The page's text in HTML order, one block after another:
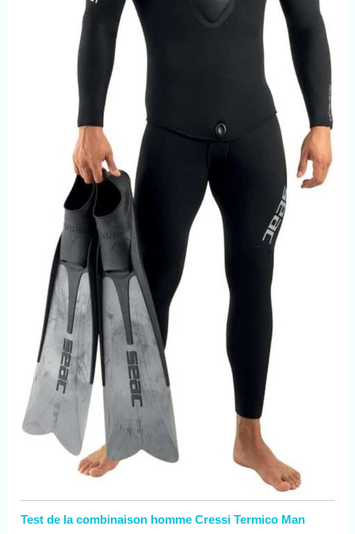
Test de la combinaison homme Cressi Termico Man